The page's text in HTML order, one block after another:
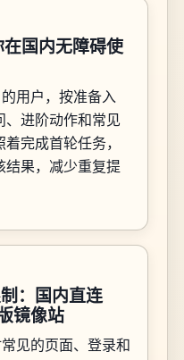
国内无障碍使
用户，按准备入
、进阶动作和常见
完成首轮任务，
结果，减少重复提
：国内直连
镜像站
见的页面、登录和